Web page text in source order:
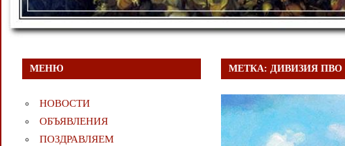
МЕТКА:ДИВИЗИЯ ПВО
МЕНЮ
НОВОСТИ
ОБЪЯВЛЕНИЯ
ПОЗДРАВЛЯЕМ